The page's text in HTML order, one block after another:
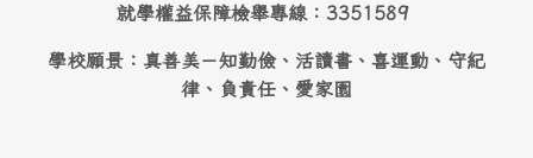
就學權益保障檢舉專線：3351589
學校願景：真善美－知勤儉、活讀書、喜運動、守紀
律、負責任、愛家園